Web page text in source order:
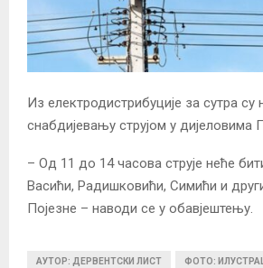
Из електродистрибуције за сутра су
снабдијевању струјом у дијеловима
– Од 11 до 14 часова струје неће
Васићи, Радишковићи, Симићи и
Појезне – наводи се у обавјештењу.
АУТОР: ДЕРВЕНТСКИ ЛИСТ ФОТО: